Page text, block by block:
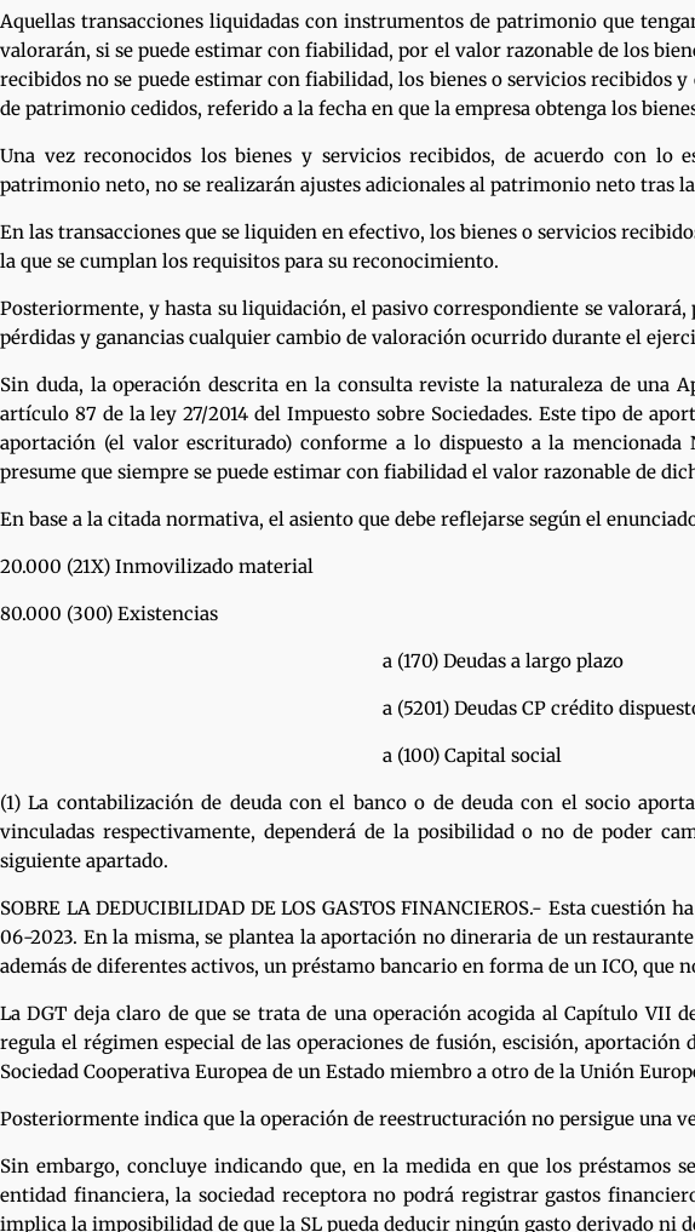
Aquellas transacciones liquidadas con instrumentos de patrimonio que
valorarán, si se puede estimar con fiabilidad, por el valor razonable de los
recibidos no se puede estimar con fiabilidad, los bienes o servicios
de patrimonio cedidos, referido a la fecha en que la empresa obtenga los
Una vez reconocidos los bienes y servicios recibidos, de acuerdo con
patrimonio neto, no se realizarán ajustes adicionales al patrimonio neto tras
En las transacciones que se liquiden en efectivo, los bienes o servicios
la que se cumplan los requisitos para su reconocimiento.
Posteriormente, y hasta su liquidación, el pasivo correspondiente se
pérdidas y ganancias cualquier cambio de valoración ocurrido durante el
Sin duda, la operación descrita en la consulta reviste la naturaleza de una
artículo 87 de la ley 27/2014 del Impuesto sobre Sociedades. Este tipo de
aportación (el valor escriturado) conforme a lo dispuesto a la mencionada
presume que siempre se puede estimar con fiabilidad el valor razonable de
En base a la citada normativa, el asiento que debe reflejarse según el
20.000 (21X) Inmovilizado material
80.000 (300) Existencias
a (170) Deudas a largo plazo
a (5201) Deudas CP crédito dispuesto
a (100) Capital social
(1) La contabilización de deuda con el banco o de deuda con el socio
vinculadas respectivamente, dependerá de la posibilidad o no de poder
siguiente apartado.
SOBRE LA DEDUCIBILIDAD DE LOS GASTOS FINANCIEROS.- Esta
06-2023. En la misma, se plantea la aportación no dineraria de un
además de diferentes activos, un préstamo bancario en forma de un ICO, que
La DGT deja claro de que se trata de una operación acogida al Capítulo VII
regula el régimen especial de las operaciones de fusión, escisión,
Sociedad Cooperativa Europea de un Estado miembro a otro de la Unión
Posteriormente indica que la operación de reestructuración no persigue una
Sin embargo, concluye indicando que, en la medida en que los
entidad financiera, la sociedad receptora no podrá registrar gastos
implica la imposibilidad de que la SL pueda deducir ningún gasto derivado ni